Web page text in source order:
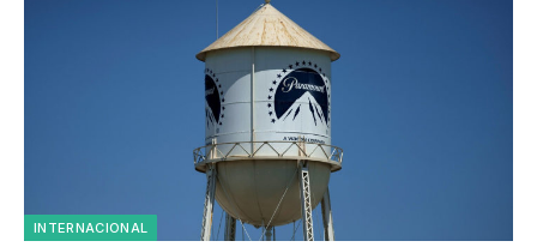
INTERNACIONAL